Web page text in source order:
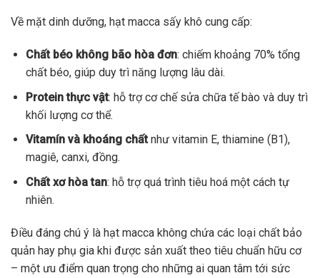
Về mặt dinh dưỡng, hạt macca sấy khô cung cấp:
Chất béo không bão hòa đơn: chiếm khoảng 70% tổng
chất béo, giúp duy trì năng lượng lâu dài.
Protein thực vật: hỗ trợ cơ chế sửa chữa tế bào và duy trì
khối lượng cơ thể.
Vitamín và khoáng chấtnhư vitamin E, thiamine (B1),
magiê, canxi, đồng.
Chất xơ hòa tan: hỗ trợ quá trình tiêu hoá một cách tự
nhiên.
Điều đáng chú ý là hạt macca không chứa các loại chất bảo
quản hay phụ gia khi được sản xuất theo tiêu chuẩn hữu cơ
– một ưu điểm quan trọng cho những ai quan tâm tới sức